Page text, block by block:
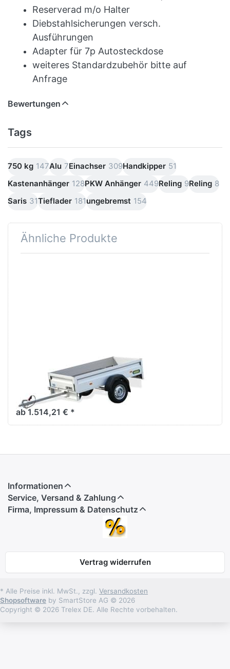
Reserverad m/o Halter
Diebstahlsicherungen versch.
Ausführungen
Adapter für 7p Autosteckdose
weiteres Standardzubehör bitte auf
Anfrage
Bewertungen
Tags
750 kg 147Alu 7Einachser 309Handkipper 51
Kastenanhänger 128PKW Anhänger 449Reling 9Reling 8
Saris 31Tieflader 181ungebremst 154
Ähnliche Produkte
UT 2111-7-13
Alu-Kastenanhänger in TOP
Qualität - Ausf. mit
Stirnwandklappe.
ab 1.514,21 € *
Informationen
Service, Versand & Zahlung
Firma, Impressum & Datenschutz
Vertrag widerrufen
* Alle Preise inkl. MwSt., zzgl. Versandkosten
Shopsoftware by SmartStore AG © 2026
Copyright © 2026 Trelex DE. Alle Rechte vorbehalten.